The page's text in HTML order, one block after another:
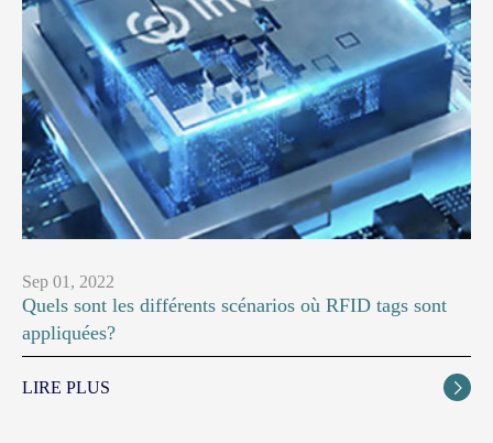
Sep 01, 2022
Quels sont les différents scénarios où RFID tags sont
appliquées?
LIRE PLUS 